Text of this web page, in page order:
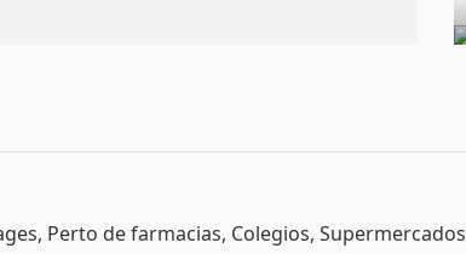
Perto de farmacias, Colegios, Supermercados